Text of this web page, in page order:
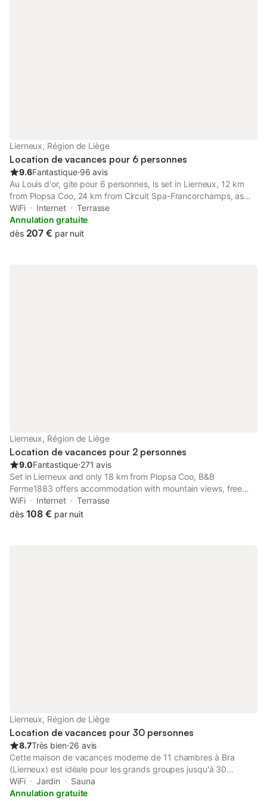
Lierneux, Région de Liège
Location de vacances pour 6 personnes
9.6Fantastique⋅96 avis
Au Louis d'or, gite pour 6 personnes, is set in Lierneux, 12 km
from Plopsa Coo, 24 km from Circuit Spa-Francorchamps, as
well as 11 km from Coo. Boasting bicycle parking, this property
also provides guests with a picnic area.
WiFi Internet
Terrasse
Annulation gratuite
dès 207 € par nuit
Lierneux, Région de Liège
Location de vacances pour 2 personnes
9.0Fantastique⋅271 avis
Set in Lierneux and only 18 km from Plopsa Coo, B&B
Ferme1883 offers accommodation with mountain views, free
WiFi and free private parking. The property is around 30 km
from Circuit Spa-Francorchamps, 17 km from Coo and 18 km
WiFi Internet
Terrasse
dès 108 € par nuit
Lierneux, Région de Liège
Location de vacances pour 30 personnes
8.7Très bien⋅26 avis
Cette maison de vacances moderne de 11 chambres à Bra
(Lierneux) est idéale pour les grands groupes jusqu'à 30
personnes. Dotée d'un sauna privé, d'un bain à remous et d'une
cheminée, elle offre un parfait équilibre entre confort et détente.
WiFi Jardin
Sauna
Annulation gratuite